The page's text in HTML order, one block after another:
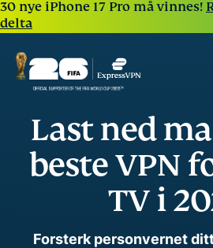
30 nye iPhone 17 Pro må vinnes!
delta
Last ned
beste VPN
TV i
Forsterk personvernet